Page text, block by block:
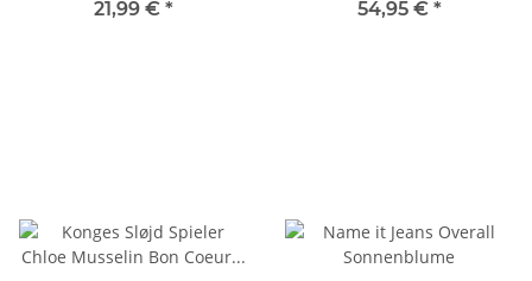
21,99 € *
54,95 € *